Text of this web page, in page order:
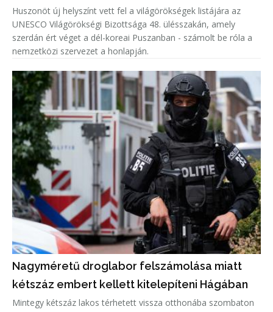
Huszonöt új helyszínt vett fel a világörökségek listájára az
UNESCO Világörökségi Bizottsága 48. ülésszakán, amely
szerdán ért véget a dél-koreai Puszanban - számolt be róla a
nemzetközi szervezet a honlapján.
Nagyméretű droglabor felszámolása miatt
kétszáz embert kellett kitelepíteni Hágában
Mintegy kétszáz lakos térhetett vissza otthonába szombaton